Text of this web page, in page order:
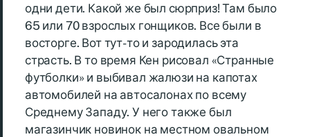
одни дети. Какой же был сюрприз! Там было
65 или 70 взрослых гонщиков. Все были в
восторге. Вот тут-то и зародилась эта
страсть. В то время Кен рисовал «Странные
футболки» и выбивал жалюзи на капотах
автомобилей на автосалонах по всему
Среднему Западу. У него также был
магазинчик новинок на местном овальном